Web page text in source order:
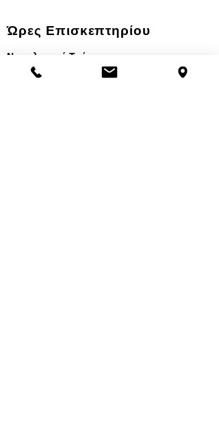
Ώρες Επισκεπτηρίου
Νοσηλευτικά Τμήματα
Χειμερινό ωράριο: 11.00-13.00
17.30-19.30